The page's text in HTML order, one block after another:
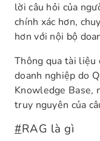
lời câu hỏi của
chính xác hơn,
hơn với nội bộ
Thông qua tài liệu
doanh nghiệp do
Knowledge Base,
truy nguyên của
#RAG là gì